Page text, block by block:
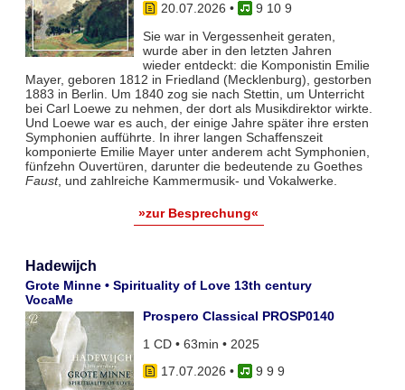
20.07.2026 •
9 10 9
Sie war in Vergessenheit geraten,
wurde aber in den letzten Jahren
wieder entdeckt: die Komponistin Emilie
Mayer, geboren 1812 in Friedland (Mecklenburg), gestorben
1883 in Berlin. Um 1840 zog sie nach Stettin, um Unterricht
bei Carl Loewe zu nehmen, der dort als Musikdirektor wirkte.
Und Loewe war es auch, der einige Jahre später ihre ersten
Symphonien aufführte. In ihrer langen Schaffenszeit
komponierte Emilie Mayer unter anderem acht Symphonien,
fünfzehn Ouvertüren, darunter die bedeutende zu Goethes
Faust, und zahlreiche Kammermusik- und Vokalwerke.
»zur Besprechung«
Hadewijch
Grote Minne • Spirituality of Love 13th century
VocaMe
Prospero Classical PROSP0140
1 CD • 63min • 2025
17.07.2026 •
9 9 9